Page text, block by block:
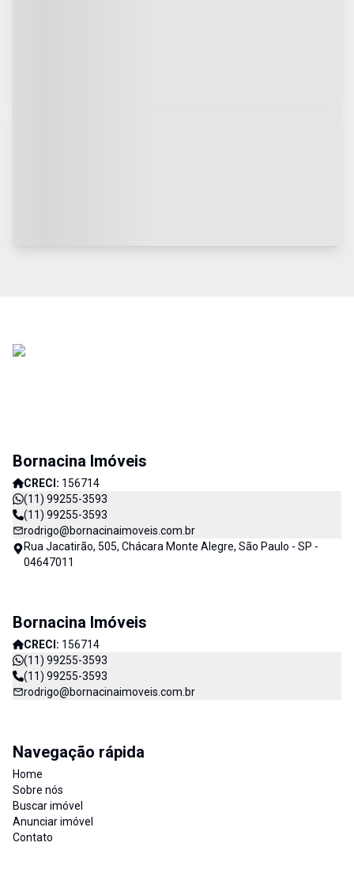
Bornacina Imóveis
CRECI: 156714
(11) 99255-3593
(11) 99255-3593
rodrigo@bornacinaimoveis.com.br
Rua Jacatirão, 505, Chácara Monte Alegre, São Paulo - SP -
04647011
Bornacina Imóveis
CRECI: 156714
(11) 99255-3593
(11) 99255-3593
rodrigo@bornacinaimoveis.com.br
Navegação rápida
Home
Sobre nós
Buscar imóvel
Anunciar imóvel
Contato